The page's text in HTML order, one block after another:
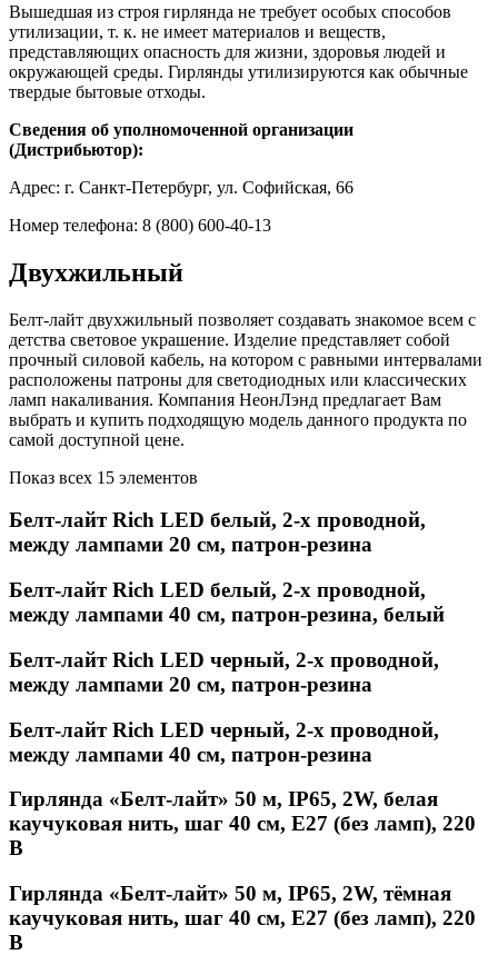
Вышедшая из строя гирлянда не требует особых способов
утилизации, т. к. не имеет материалов и веществ,
представляющих опасность для жизни, здоровья людей и
окружающей среды. Гирлянды утилизируются как обычные
твердые бытовые отходы.
Сведения об уполномоченной организации
(Дистрибьютор):
Адрес: г. Санкт-Петербург, ул. Софийская, 66
Номер телефона: 8 (800) 600-40-13
Двухжильный
Белт-лайт двухжильный позволяет создавать знакомое всем с
детства световое украшение. Изделие представляет собой
прочный силовой кабель, на котором с равными интервалами
расположены патроны для светодиодных или классических
ламп накаливания. Компания НеонЛэнд предлагает Вам
выбрать и купить подходящую модель данного продукта по
самой доступной цене.
Показ всех 15 элементов
Белт-лайт Rich LED белый, 2-х проводной,
между лампами 20 см, патрон-резина
Белт-лайт Rich LED белый, 2-х проводной,
между лампами 40 см, патрон-резина, белый
Белт-лайт Rich LED черный, 2-х проводной,
между лампами 20 см, патрон-резина
Белт-лайт Rich LED черный, 2-х проводной,
между лампами 40 см, патрон-резина
Гирлянда «Белт-лайт» 50 м, IP65, 2W, белая
каучуковая нить, шаг 40 см, Е27 (без ламп), 220
В
Гирлянда «Белт-лайт» 50 м, IP65, 2W, тёмная
каучуковая нить, шаг 40 см, Е27 (без ламп), 220
В